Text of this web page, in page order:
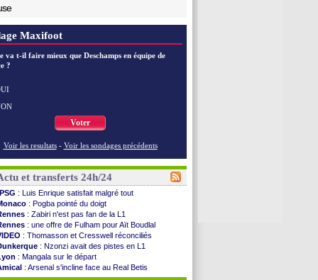
Maxifoot
va t-il faire mieux que Deschamps en équipe de
?
Voter
Voir les resultats - Voir les sondages précédents
et transferts 24h/24
PSG : Luis Enrique satisfait malgré tout
: Pogba pointé du doigt
: Zabiri n'est pas fan de la L1
: une offre de Fulham pour Aït Boudlal
: Thomasson et Cresswell réconciliés
: Nzonzi avait des pistes en L1
: Mangala sur le départ
: Arsenal s'incline face au Real Betis
: lourde défaite pour le PSG